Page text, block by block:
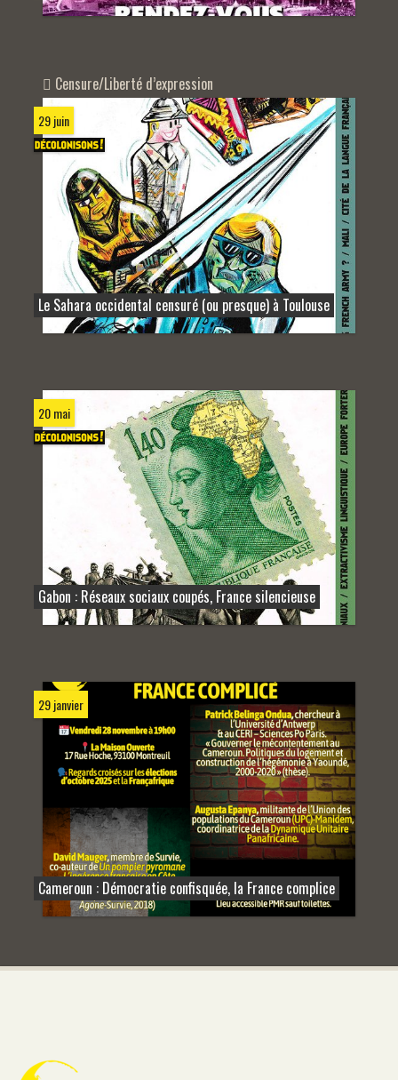
Censure/Liberté d’expression
29 juin
Le Sahara occidental censuré (ou presque) à Toulouse
20 mai
Gabon : Réseaux sociaux coupés, France silencieuse
29 janvier
Cameroun : Démocratie confisquée, la France complice